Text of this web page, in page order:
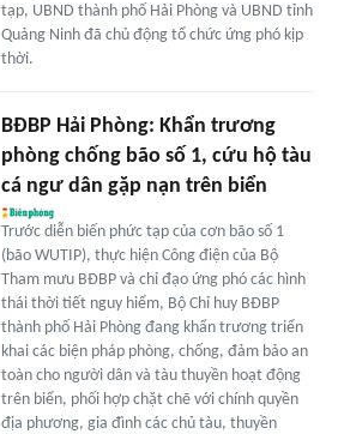
tạp, UBND thành phố Hải Phòng và UBND tỉnh
Quảng Ninh đã chủ động tổ chức ứng phó kịp
thời.
BĐBP Hải Phòng: Khẩn trương
phòng chống bão số 1, cứu hộ tàu
cá ngư dân gặp nạn trên biển
Trước diễn biến phức tạp của cơn bão số 1
(bão WUTIP), thực hiện Công điện của Bộ
Tham mưu BĐBP và chỉ đạo ứng phó các hình
thái thời tiết nguy hiểm, Bộ Chỉ huy BĐBP
thành phố Hải Phòng đang khẩn trương triển
khai các biện pháp phòng, chống, đảm bảo an
toàn cho người dân và tàu thuyền hoạt động
trên biển, phối hợp chặt chẽ với chính quyền
địa phương, gia đình các chủ tàu, thuyền